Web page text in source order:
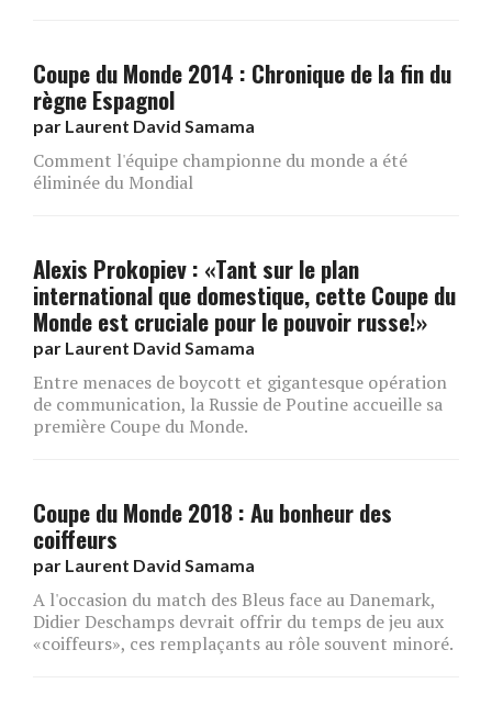
Coupe du Monde 2014 : Chronique de la fin du
règne Espagnol
par Laurent David Samama
Comment l'équipe championne du monde a été
éliminée du Mondial
Alexis Prokopiev : «Tant sur le plan
international que domestique, cette Coupe du
Monde est cruciale pour le pouvoir russe!»
par Laurent David Samama
Entre menaces de boycott et gigantesque opération
de communication, la Russie de Poutine accueille sa
première Coupe du Monde.
Coupe du Monde 2018 : Au bonheur des
coiffeurs
par Laurent David Samama
A l'occasion du match des Bleus face au Danemark,
Didier Deschamps devrait offrir du temps de jeu aux
«coiffeurs», ces remplaçants au rôle souvent minoré.